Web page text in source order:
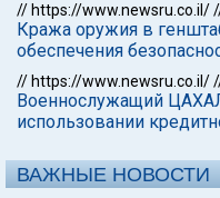
// https://www.newsru.co.il/
Кража оружия в
обеспечения
// https://www.newsru.co.il/
Военнослужащий
использовании
ВАЖНЫЕ НОВОСТИ